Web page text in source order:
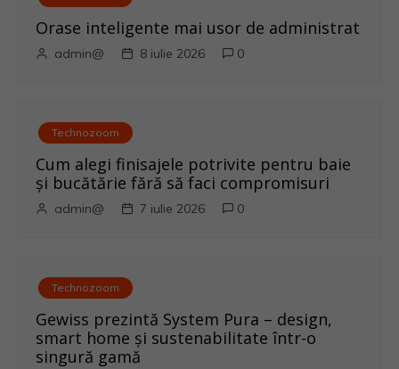
Orase inteligente mai usor de administrat
admin@ 8 iulie 2026 0
Technozoom
Cum alegi finisajele potrivite pentru baie
și bucătărie fără să faci compromisuri
admin@ 7 iulie 2026 0
Technozoom
Gewiss prezintă System Pura – design,
smart home și sustenabilitate într-o
singură gamă